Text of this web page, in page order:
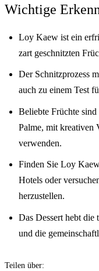
Wichtige
Loy Kaew ist ein
zart geschnitzten
Der Schnitzprozess
auch zu einem Test
Beliebte Früchte
Palme, mit kreativen
verwenden.
Finden Sie Loy
Hotels oder
herzustellen.
Das Dessert hebt die
und die
Teilen über: